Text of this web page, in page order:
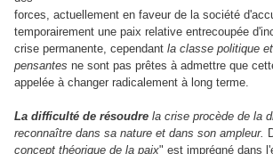
forces, actuellement en faveur de la société
temporairement une paix relative entrecoupée
crise permanente, cependant la classe politique
pensantes ne sont pas prêtes à admettre que
appelée à changer radicalement à long terme.
La difficulté de résoudre la crise procède de la
reconnaître dans sa nature et dans son ampleur.
concept théorique de la paix" est imprégné dans